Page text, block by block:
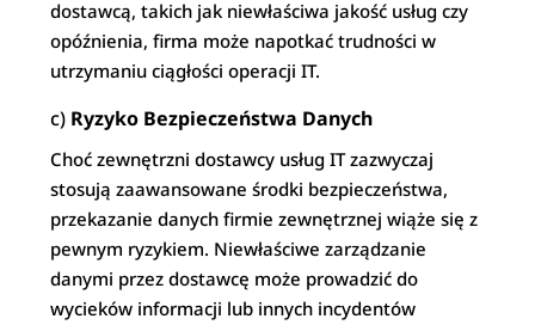
dostawcą, takich jak niewłaściwa jakość usług czy
opóźnienia, firma może napotkać trudności w
utrzymaniu ciągłości operacji IT.
c) Ryzyko Bezpieczeństwa Danych
Choć zewnętrzni dostawcy usług IT zazwyczaj
stosują zaawansowane środki bezpieczeństwa,
przekazanie danych firmie zewnętrznej wiąże się z
pewnym ryzykiem. Niewłaściwe zarządzanie
danymi przez dostawcę może prowadzić do
wycieków informacji lub innych incydentów